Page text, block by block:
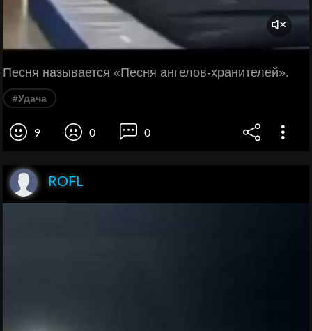
Песня называется «Песня ангелов-хранителей».
#Удача
9 0 0
ROFL